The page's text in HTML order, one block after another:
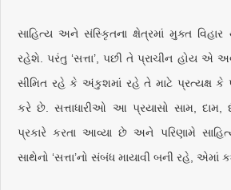
સાહિત્ય અને સંસ્કૃિતના ક્ષેત્રમાં મુક્ત
રહેશે. પરંતુ ‘સત્તા’, પછી તે પ્રાચીન હોય એ
સીમિત રહે કે અંકુશમાં રહે તે માટે પ્રત્યક્ષ કે
કરે છે. સત્તાધારીઓ આ પ્રયાસો સામ,
પ્રકારે કરતા આવ્યા છે અને પરિણામે
સાથેનો ‘સત્તા’નો સંબંધ માયાવી બની રહે, એમાં